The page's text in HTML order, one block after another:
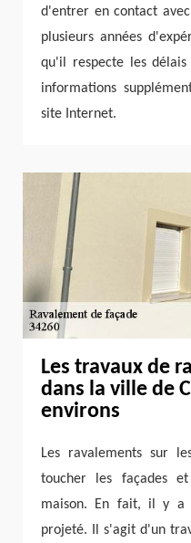
d'entrer en contact
plusieurs années
qu'il respecte les
informations
site Internet.
Les travaux de
dans la ville de
environs
Les ravalements sur
toucher les façades
maison. En fait, il y a
projeté. Il s'agit d'un